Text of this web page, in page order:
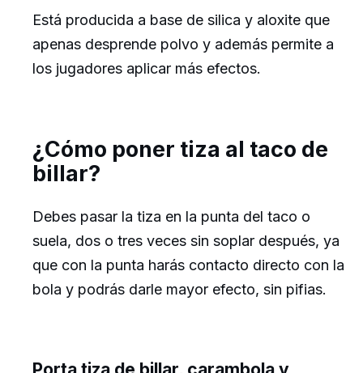
Está producida a base de silica y aloxite que
apenas desprende polvo y además permite a
los jugadores aplicar más efectos.
¿Cómo poner tiza al taco de
billar?
Debes pasar la tiza en la punta del taco o
suela, dos o tres veces sin soplar después, ya
que con la punta harás contacto directo con la
bola y podrás darle mayor efecto, sin pifias.